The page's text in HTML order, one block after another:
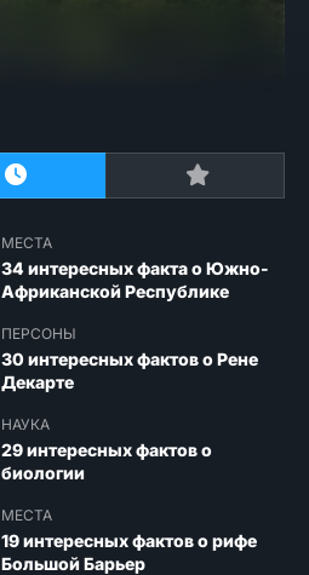
МЕСТА
34 интересных факта о Южно-
Африканской Республике
ПЕРСОНЫ
30 интересных фактов о Рене
Декарте
НАУКА
29 интересных фактов о
биологии
МЕСТА
19 интересных фактов о рифе
Большой Барьер